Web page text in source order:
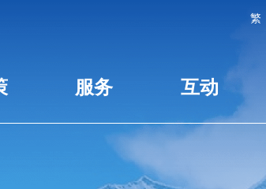
繁
服务 互动